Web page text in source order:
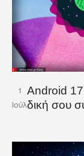
1
Ιούλ
Android
δική σου